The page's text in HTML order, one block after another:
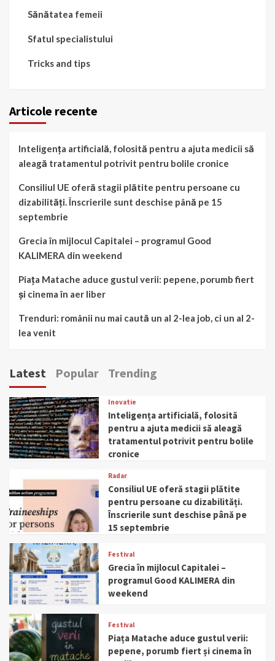
Sănătatea femeii
Sfatul specialistului
Tricks and tips
Articole recente
Inteligența artificială, folosită pentru a ajuta medicii să
aleagă tratamentul potrivit pentru bolile cronice
Consiliul UE oferă stagii plătite pentru persoane cu
dizabilități. Înscrierile sunt deschise până pe 15
septembrie
Grecia în mijlocul Capitalei – programul Good
KALIMERA din weekend
Piața Matache aduce gustul verii: pepene, porumb fiert
și cinema în aer liber
Trenduri: românii nu mai caută un al 2-lea job, ci un al 2-
lea venit
Latest Popular Trending
Inovatie
Inteligența artificială, folosită
pentru a ajuta medicii să aleagă
tratamentul potrivit pentru bolile
cronice
Radar
Consiliul UE oferă stagii plătite
pentru persoane cu dizabilități.
Înscrierile sunt deschise până pe
15 septembrie
Festival
Grecia în mijlocul Capitalei –
programul Good KALIMERA din
weekend
Festival
Piața Matache aduce gustul verii:
pepene, porumb fiert și cinema în